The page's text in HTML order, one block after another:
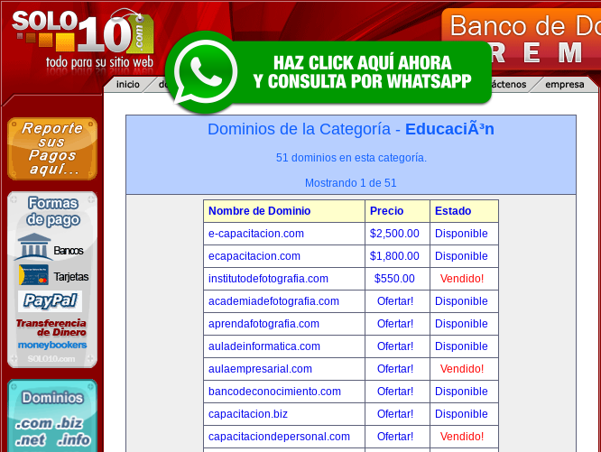
Dominios de la Categoría - EducaciÃ³n
51 dominios en esta categoría.
Mostrando 1 de 51
Nombre de Dominio Precio
Estado
e-capacitacion.com
$2,500.00
Disponible
ecapacitacion.com
$1,800.00
Disponible
institutodefotografia.com
$550.00
Vendido!
academiadefotografia.com
Ofertar!
Disponible
aprendafotografia.com
Ofertar!
Disponible
auladeinformatica.com
Ofertar!
Disponible
aulaempresarial.com
Ofertar!
Vendido!
bancodeconocimiento.com
Ofertar!
Disponible
capacitacion.biz
Ofertar!
Disponible
capacitaciondepersonal.com
Ofertar!
Vendido!